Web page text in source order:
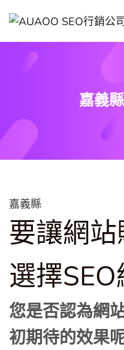
嘉義
嘉義縣
要讓網
選擇SEO
您是否認為網
初期待的效果呢